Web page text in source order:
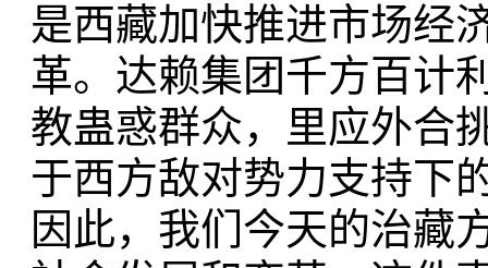
是西藏加快推进市场经
革。达赖集团千方百计
教蛊惑群众，里应外合
于西方敌对势力支持下
因此，我们今天的治藏